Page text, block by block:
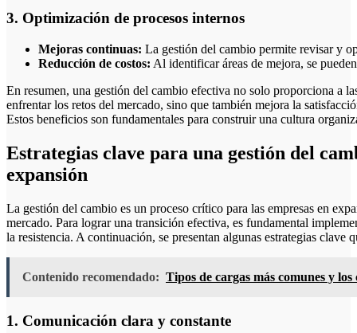
3. Optimización de procesos internos
Mejoras continuas: La gestión del cambio permite revisar y
Reducción de costos: Al identificar áreas de mejora, se
En resumen, una gestión del cambio efectiva no solo proporciona a
enfrentar los retos del mercado, sino que también mejora la
Estos beneficios son fundamentales para construir una cultura
Estrategias clave para una gestión del
expansión
La gestión del cambio es un proceso crítico para las empresas en
mercado. Para lograr una transición efectiva, es fundamental
la resistencia. A continuación, se presentan algunas estrategias clave
Contenido recomendado: Tipos de cargas más comunes y
1. Comunicación clara y constante